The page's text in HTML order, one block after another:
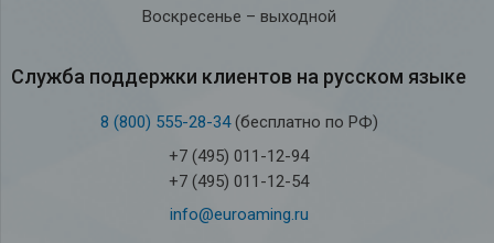
Воскресенье – выходной
Служба под­держки кли­ен­тов на рус­ском языке
8 (800) 555-28-34(бесплатно по РФ)
+7 (495) 011-12-94
+7 (495) 011-12-54
info@euroaming.ru